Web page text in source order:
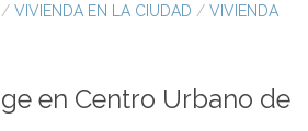
/ VIVIENDA EN LA CIUDAD / VIVIENDA
en Centro Urbano de